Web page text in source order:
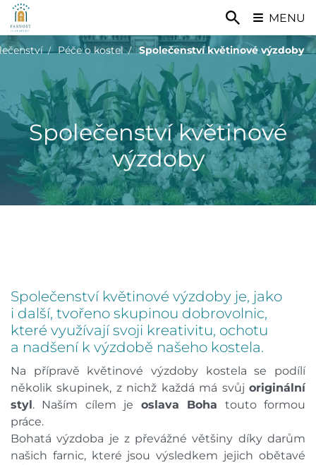
Péče o kostel Společenství květinové výzdoby
Společenství květinové
výzdoby
Společenství květinové výzdoby je, jako
i další, tvořeno skupinou dobrovolnic,
které využívají svoji kreativitu, ochotu
a nadšení k výzdobě našeho kostela.
Na přípravě květinové výzdoby kostela se podílí
několik skupinek, z nichž každá má svůj originální
styl. Naším cílem je oslava Boha touto formou
práce.
Bohatá výzdoba je z převážné většiny díky darům
našich farnic, které jsou výsledkem jejich obětavé
MENU